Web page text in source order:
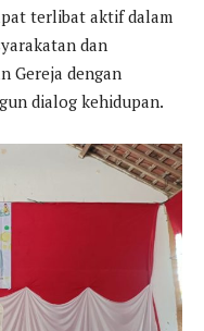
terlibat aktif dalam
dan
Gereja dengan
dialog kehidupan.